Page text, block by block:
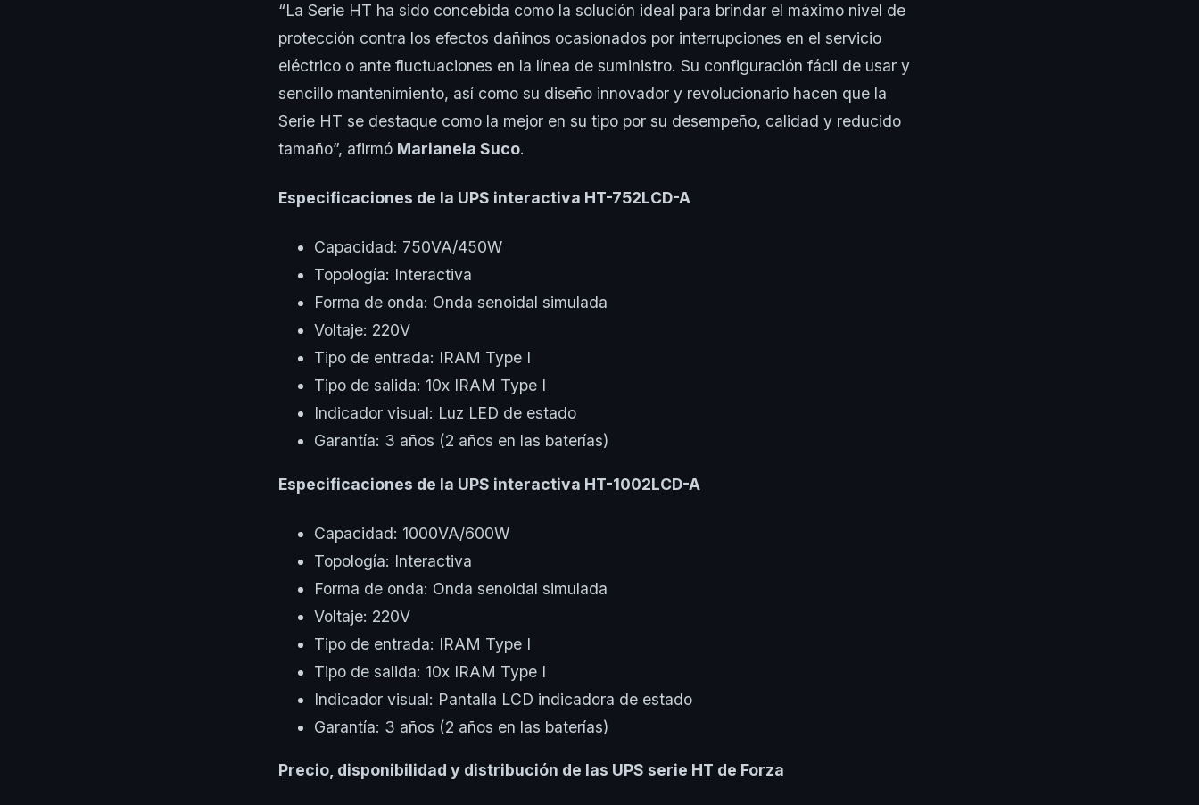
“La Serie HT ha sido concebida como la solución ideal para brindar el máximo nivel de
protección contra los efectos dañinos ocasionados por interrupciones en el servicio
eléctrico o ante fluctuaciones en la línea de suministro. Su configuración fácil de usar y
sencillo mantenimiento, así como su diseño innovador y revolucionario hacen que la
Serie HT se destaque como la mejor en su tipo por su desempeño, calidad y reducido
tamaño”, afirmó Marianela Suco.
Especificaciones de la UPS interactiva HT-752LCD-A
Capacidad: 750VA/450W
Topología: Interactiva
Forma de onda: Onda senoidal simulada
Voltaje: 220V
Tipo de entrada: IRAM Type I
Tipo de salida: 10x IRAM Type I
Indicador visual: Luz LED de estado
Garantía: 3 años (2 años en las baterías)
Especificaciones de la UPS interactiva HT-1002LCD-A
Capacidad: 1000VA/600W
Topología: Interactiva
Forma de onda: Onda senoidal simulada
Voltaje: 220V
Tipo de entrada: IRAM Type I
Tipo de salida: 10x IRAM Type I
Indicador visual: Pantalla LCD indicadora de estado
Garantía: 3 años (2 años en las baterías)
Precio, disponibilidad y distribución de las UPS serie HT de Forza